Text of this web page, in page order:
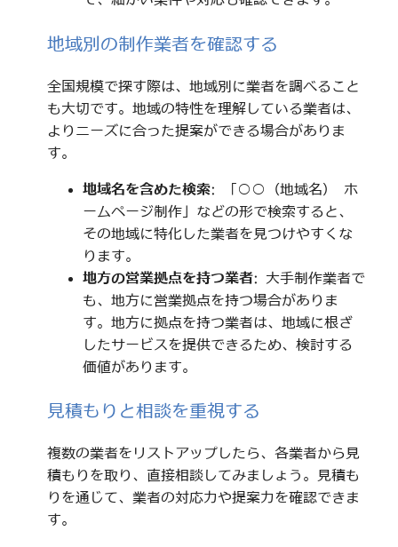
地域別の制作業者を確認する
全国規模で探す際は、地域別に業者を調べること
も大切です。地域の特性を理解している業者は、
よりニーズに合った提案ができる場合がありま
す。
地域名を含めた検索: 「○○（地域名） ホ
ームページ制作」などの形で検索すると、
その地域に特化した業者を見つけやすくな
ります。
地方の営業拠点を持つ業者: 大手制作業者で
も、地方に営業拠点を持つ場合がありま
す。地方に拠点を持つ業者は、地域に根ざ
したサービスを提供できるため、検討する
価値があります。
見積もりと相談を重視する
複数の業者をリストアップしたら、各業者から見
積もりを取り、直接相談してみましょう。見積も
りを通じて、業者の対応力や提案力を確認できま
す。